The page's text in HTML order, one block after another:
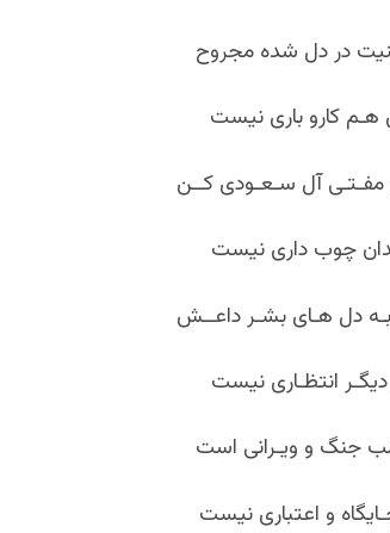
در دل شده مجروح
هـم کارو باری نیست
آل سـعـودی کــن
چوب ‏داری نیست
دل هـای بشـر داعــش
دیگـر انتظـاری نیست
جنگ و ویـرانی است
و اعتباری نیست